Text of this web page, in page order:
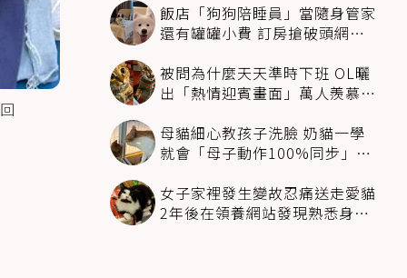
飯店「狗狗陪睡員」當隨身管家
還有罐罐小費 訂房搶破頭網友
被問為什麼天天準時下班 OL曬
出「熱情迎賓畫面」萬人羨慕：
母貓細心教孩子洗臉 奶貓一學
就會「母子動作100%同步」網
女子家裡發生變故忍痛送走愛貓
2年後在領養網站發現熟悉身影